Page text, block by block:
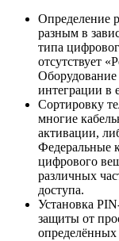
Определение
разным в
типа
отсутствует
Оборудование
интеграции в
Сортировку
многие
активации,
Федеральные
цифрового
различных
доступа.
Установка
защиты от